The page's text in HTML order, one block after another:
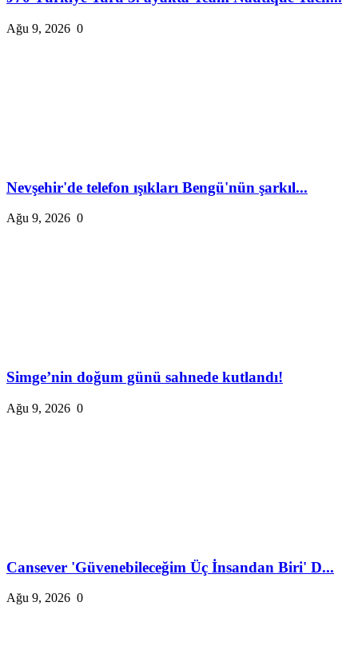
Ağu 9, 2026 0
Nevşehir'de telefon ışıkları Bengü'nün şarkıl...
Ağu 9, 2026 0
Simge’nin doğum günü sahnede kutlandı!
Ağu 9, 2026 0
Cansever 'Güvenebileceğim Üç İnsandan Biri' D...
Ağu 9, 2026 0